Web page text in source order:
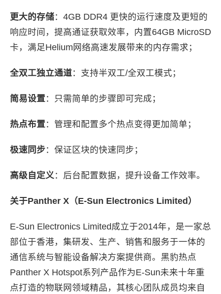
更大的存储：4GB DDR4 更快的运行速度及更短的
响应时间，提高通证获取效率，内置64GB MicroSD
卡，满足Helium网络高速发展带来的内存需求；
全双工独立通道：支持半双工/全双工模式；
简易设置：只需简单的步骤即可完成；
热点布置：管理和配置多个热点变得更加简单；
极速同步：保证区块的快速同步；
高级自定义：后台配置数据，提升设备工作效率。
关于Panther X（E-Sun Electronics Limited）
E-Sun Electronics Limited成立于2014年，是一家总
部位于香港，集研发、生产、销售和服务于一体的
通信系统与智能设备解决方案提供商。黑豹热点
Panther X Hotspot系列产品作为E-Sun未来十年重
点打造的物联网领域精品，其核心团队成员均来自